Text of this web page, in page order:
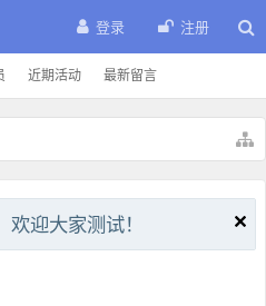
近期活动 最新留言
登录 注册
迎大家测试！